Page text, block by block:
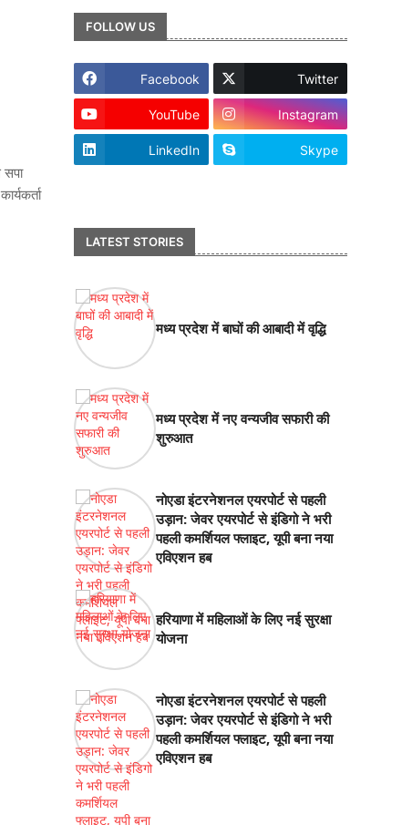
FOLLOW US
Facebook Twitter
YouTube Instagram
LinkedIn Skype
LATEST STORIES
मध्य प्रदेश में बाघों की आबादी में वृद्धि
मध्य प्रदेश में नए वन्यजीव सफारी की
शुरुआत
नोएडा इंटरनेशनल एयरपोर्ट से पहली
उड़ान: जेवर एयरपोर्ट से इंडिगो ने भरी
पहली कमर्शियल फ्लाइट, यूपी बना नया
एविएशन हब
हरियाणा में महिलाओं के लिए नई सुरक्षा
योजना
नोएडा इंटरनेशनल एयरपोर्ट से पहली
उड़ान: जेवर एयरपोर्ट से इंडिगो ने भरी
पहली कमर्शियल फ्लाइट, यूपी बना नया
एविएशन हब